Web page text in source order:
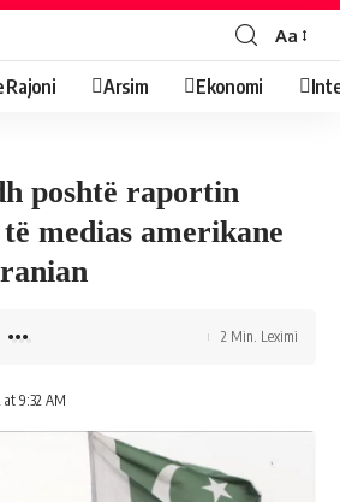
Aa
Rajoni Arsim Ekonomi
poshtë raportin
medias amerikane
9:32 AM
2 Min. Leximi